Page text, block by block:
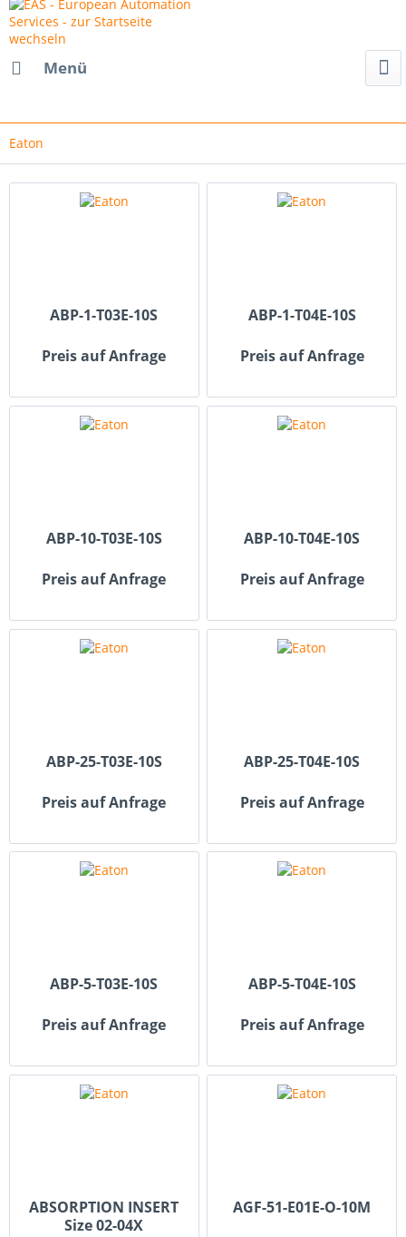
Menü
Eaton
ABP-1-T03E-10S
Preis auf Anfrage
ABP-1-T04E-10S
Preis auf Anfrage
ABP-10-T03E-10S
Preis auf Anfrage
ABP-10-T04E-10S
Preis auf Anfrage
ABP-25-T03E-10S
Preis auf Anfrage
ABP-25-T04E-10S
Preis auf Anfrage
ABP-5-T03E-10S
Preis auf Anfrage
ABP-5-T04E-10S
Preis auf Anfrage
ABSORPTION INSERT
Size 02-04X
AGF-51-E01E-O-10M